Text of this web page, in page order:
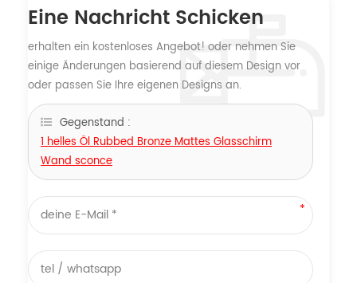
Eine Nachricht Schicken
erhalten ein kostenloses Angebot! oder nehmen Sie
einige Änderungen basierend auf diesem Design vor
oder passen Sie Ihre eigenen Designs an.
Gegenstand :
1 helles Öl Rubbed Bronze Mattes Glasschirm
Wand sconce